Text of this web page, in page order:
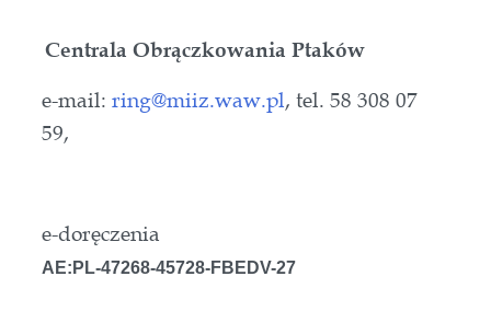
Centrala Obrączkowania Ptaków
e-mail: ring@miiz.waw.pl, tel. 58 308 07
59,
e-doręczenia
AE:PL-47268-45728-FBEDV-27